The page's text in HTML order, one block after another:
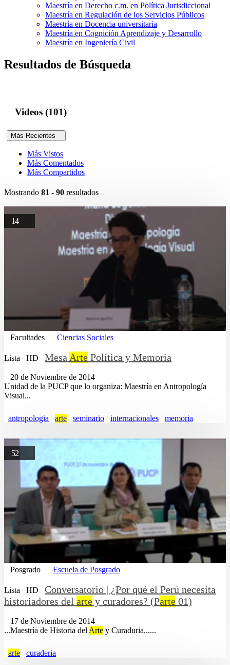
Maestría en Derecho c.m. en Política Jurisdiccional
Maestría en Regulación de los Servicios Públicos
Maestría en Docencia universitaria
Maestría en Cognición Aprendizaje y Desarrollo
Maestría en Ingeniería Civil
Resultados de Búsqueda
Videos (101)
Más Recientes
Más Vistos
Más Comentados
Más Compartidos
Mostrando 81 - 90 resultados
14
Facultades Ciencias Sociales
Lista HD Mesa Arte Política y Memoria
20 de Noviembre de 2014
Unidad de la PUCP que lo organiza: Maestría en Antropología
Visual...
antropologia arte seminario internacionales memoria
52
Posgrado Escuela de Posgrado
Lista HD
Conversatorio | ¿Por qué el Perú necesita
historiadores del arte y curadores? (Parte 01)
17 de Noviembre de 2014
...Maestría de Historia del Arte y Curaduria......
arte curaderia